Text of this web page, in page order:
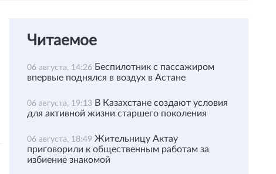
Читаемое
06 августа, 14:26 Беспилотник с пассажиром
впервые поднялся в воздух в Астане
06 августа, 19:13 В Казахстане создают условия
для активной жизни старшего поколения
06 августа, 18:49 Жительницу Актау
приговорили к общественным работам за
избиение знакомой